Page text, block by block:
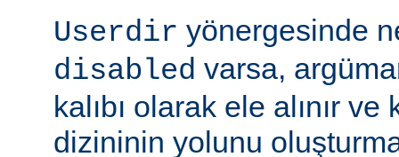
Userdir yönergesinde
disabled varsa,
kalıbı olarak ele alınır ve
dizininin yolunu